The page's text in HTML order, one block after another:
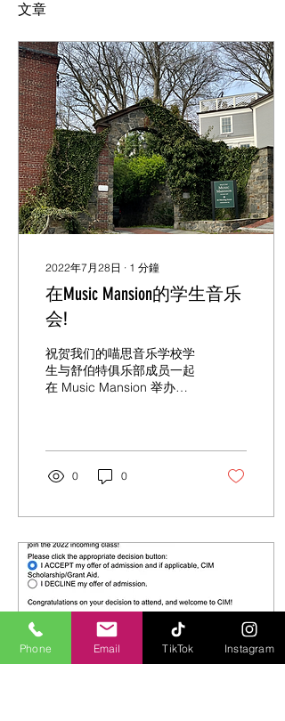
文章
2022年7月28日 ∙ 1 分鐘
在Music Mansion的学生音乐
会!
祝贺我们的喵思音乐学校学
生与舒伯特俱乐部成员一起
在 Music Mansion 举办了
0 0
Phone Email TikTok Instagram